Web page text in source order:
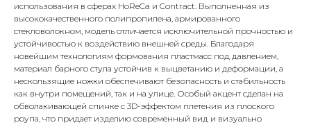
использования в сферах HoReCa и Contract. Выполненная из
высококачественного полипропилена, армированного
стекловолокном, модель отличается исключительной прочностью и
устойчивостью к воздействию внешней среды. Благодаря
новейшим технологиям формования пластмасс под давлением,
материал барного стула устойчив к выцветанию и деформации, а
нескользящие ножки обеспечивают безопасность и стабильность
как внутри помещений, так и на улице. Особый акцент сделан на
обволакивающей спинке с 3D-эффектом плетения из плоского
роупа, что придает изделию современный вид и визуально